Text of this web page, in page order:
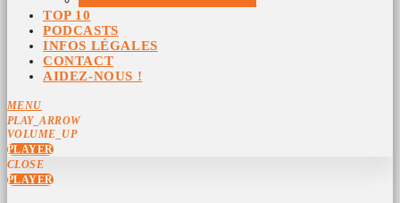
TOP 10
PODCASTS
INFOS LÉGALES
CONTACT
AIDEZ-NOUS !
MENU
PLAY_ARROW
VOLUME_UP
PLAYER
CLOSE
PLAYER